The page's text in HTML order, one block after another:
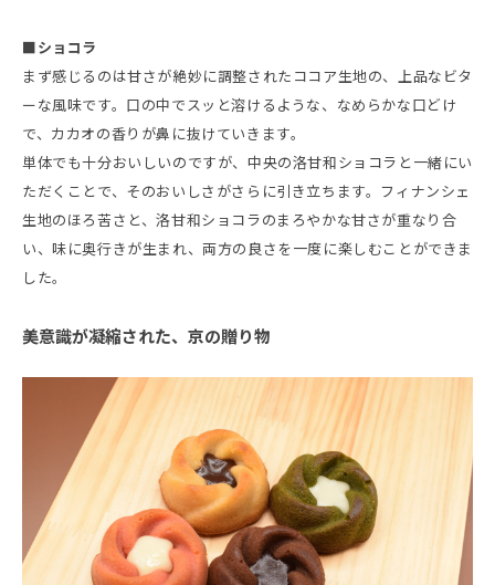
■ショコラ
まず感じるのは甘さが絶妙に調整されたココア生地の、上品なビタ
ーな風味です。口の中でスッと溶けるような、なめらかな口どけ
で、カカオの香りが鼻に抜けていきます。
単体でも十分おいしいのですが、中央の洛甘和ショコラと一緒にい
ただくことで、そのおいしさがさらに引き立ちます。フィナンシェ
生地のほろ苦さと、洛甘和ショコラのまろやかな甘さが重なり合
い、味に奥行きが生まれ、両方の良さを一度に楽しむことができま
した。
美意識が凝縮された、京の贈り物